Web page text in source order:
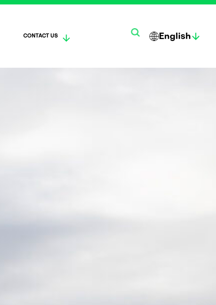
CONTACT US English
한